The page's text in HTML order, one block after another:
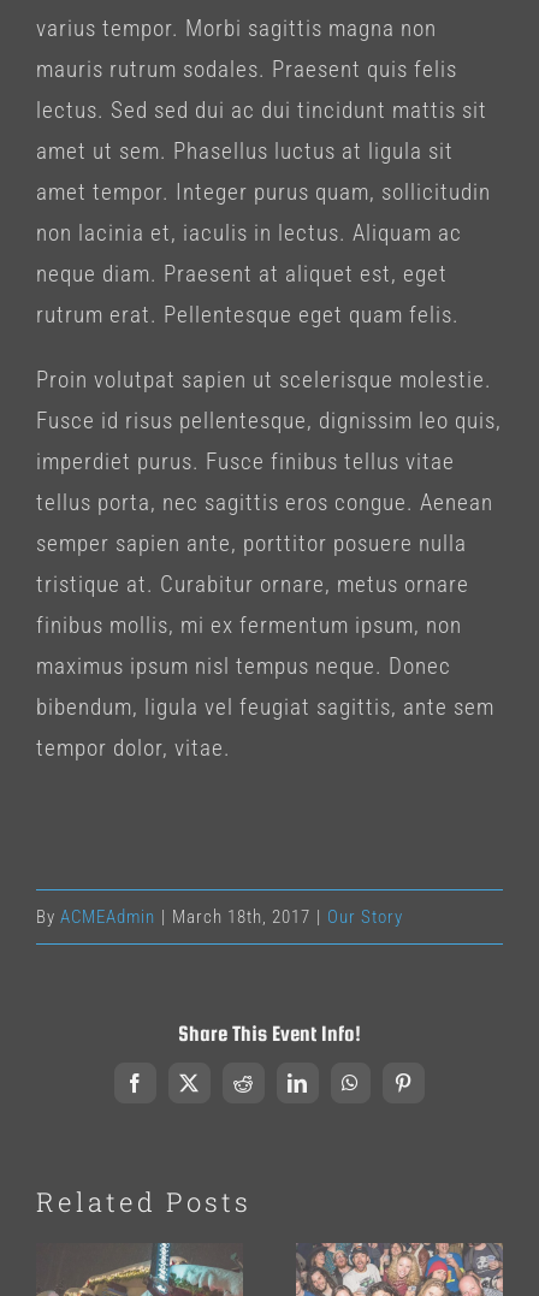
varius tempor. Morbi sagittis magna non
mauris rutrum sodales. Praesent quis felis
lectus. Sed sed dui ac dui tincidunt mattis sit
amet ut sem. Phasellus luctus at ligula sit
amet tempor. Integer purus quam, sollicitudin
non lacinia et, iaculis in lectus. Aliquam ac
neque diam. Praesent at aliquet est, eget
rutrum erat. Pellentesque eget quam felis.
Proin volutpat sapien ut scelerisque molestie.
Fusce id risus pellentesque, dignissim leo quis,
imperdiet purus. Fusce finibus tellus vitae
tellus porta, nec sagittis eros congue. Aenean
semper sapien ante, porttitor posuere nulla
tristique at. Curabitur ornare, metus ornare
finibus mollis, mi ex fermentum ipsum, non
maximus ipsum nisl tempus neque. Donec
bibendum, ligula vel feugiat sagittis, ante sem
tempor dolor, vitae.
By ACMEAdmin | March 18th, 2017 | Our Story
Share This Event Info!
Facebook
X RedditLinkedInWhatsAppPinterest
Related Posts